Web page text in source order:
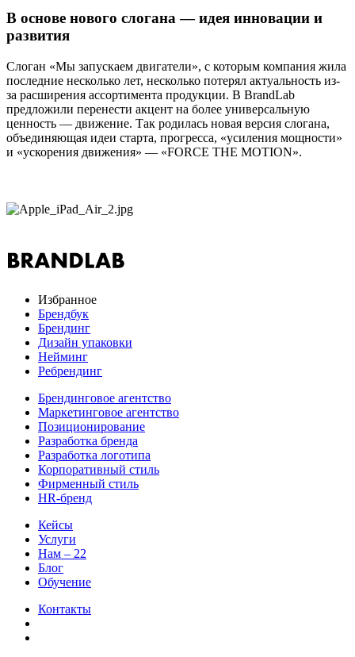
В основе нового слогана — идея инновации и
развития
Слоган «Мы запускаем двигатели», с которым компания жила
последние несколько лет, несколько потерял актуальность из-
за расширения ассортимента продукции. В BrandLab
предложили перенести акцент на более универсальную
ценность — движение. Так родилась новая версия слогана,
объединяющая идеи старта, прогресса, «усиления мощности»
и «ускорения движения» — «FORCE THE MOTION».
Избранное
Брендбук
Брендинг
Дизайн упаковки
Нейминг
Ребрендинг
Брендинговое агентство
Маркетинговое агентство
Позиционирование
Разработка бренда
Разработка логотипа
Корпоративный стиль
Фирменный стиль
HR-бренд
Кейсы
Услуги
Нам – 22
Блог
Обучение
Контакты